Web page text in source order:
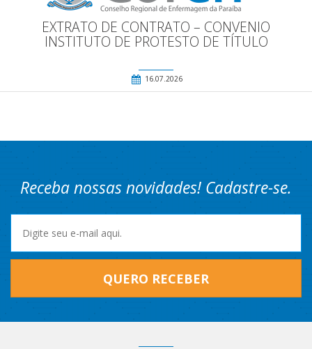
EXTRATO DE CONTRATO – CONVENIO
INSTITUTO DE PROTESTO DE TÍTULO
16.07.2026
Receba nossas novidades! Cadastre-se.
QUERO RECEBER